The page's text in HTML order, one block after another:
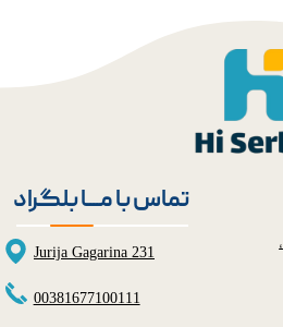
تماس با مــــا بلگراد
Jurija Gagarina 231
00381677100111